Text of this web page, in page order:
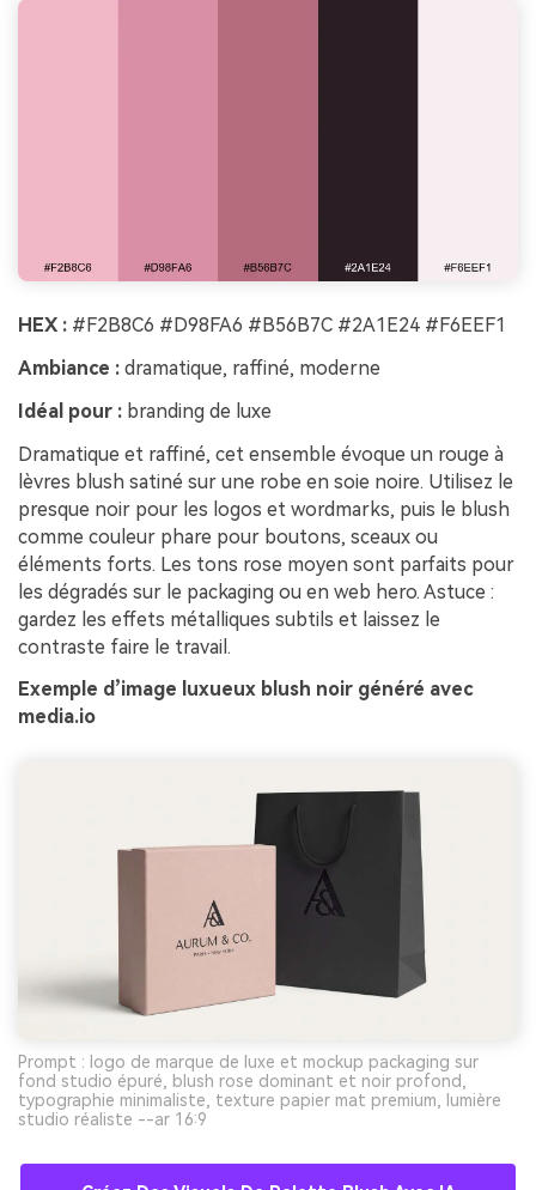
HEX : #F2B8C6 #D98FA6 #B56B7C #2A1E24 #F6EEF1
Ambiance : dramatique, raffiné, moderne
Idéal pour : branding de luxe
Dramatique et raffiné, cet ensemble évoque un rouge à
lèvres blush satiné sur une robe en soie noire. Utilisez le
presque noir pour les logos et wordmarks, puis le blush
comme couleur phare pour boutons, sceaux ou
éléments forts. Les tons rose moyen sont parfaits pour
les dégradés sur le packaging ou en web hero. Astuce :
gardez les effets métalliques subtils et laissez le
contraste faire le travail.
Exemple d’image luxueux blush noir généré avec
media.io
Prompt : logo de marque de luxe et mockup packaging sur
fond studio épuré, blush rose dominant et noir profond,
typographie minimaliste, texture papier mat premium, lumière
studio réaliste --ar 16:9